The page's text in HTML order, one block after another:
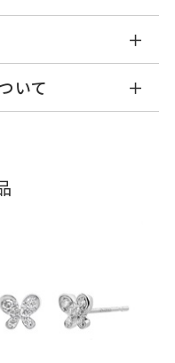
0.04ct
(取り外し不可) 43c
4.8mm 横：約5.7
:プラチナ850
以下の日程にて発送
に発送」の商品
→翌週火曜日までに
内～」の商品
況を確認いたしま
いて
文状況をご確認いた
場合に限り、キャ
さまは、お問い合
い。
返品・交換・返金